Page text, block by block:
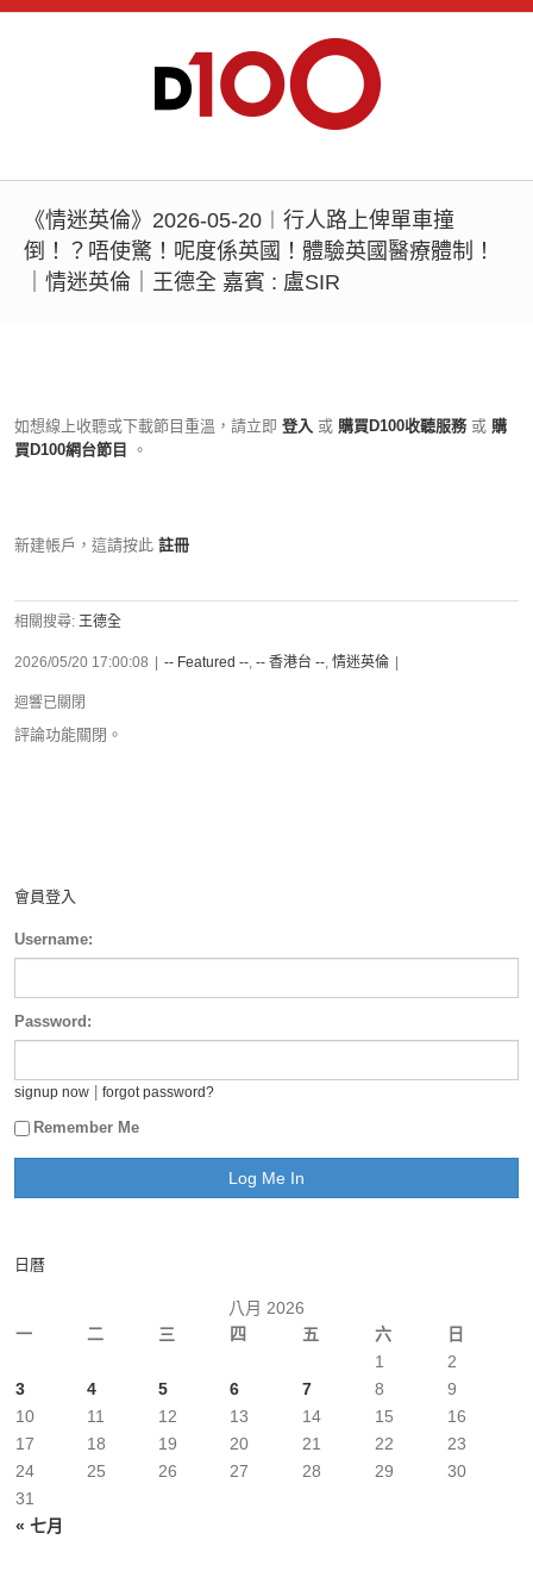
《情迷英倫》2026-05-20︱行人路上俾單車撞
倒！？唔使驚！呢度係英國！體驗英國醫療體制！
｜情迷英倫｜王德全 嘉賓 : 盧SIR
如想線上收聽或下載節目重溫，請立即 登入 或 購買D100收聽服務 或 購
買D100網台節目
。
新建帳戶，這請按此 註冊
相關搜尋: 王德全
2026/05/20 17:00:08 -- Featured --, -- 香港台 --, 情迷英倫
迴響已關閉
評論功能關閉。
會員登入
Username:
Password:
signup now forgot password?
Remember Me
日曆
八月 2026
一
二 三 四 五 六 日
« 七月
1
2
3
4 5 6 7 8
9
10
11 12 13 14 15
16
17
18 19 20 21 22
23
24
25 26 27 28 29
30
31